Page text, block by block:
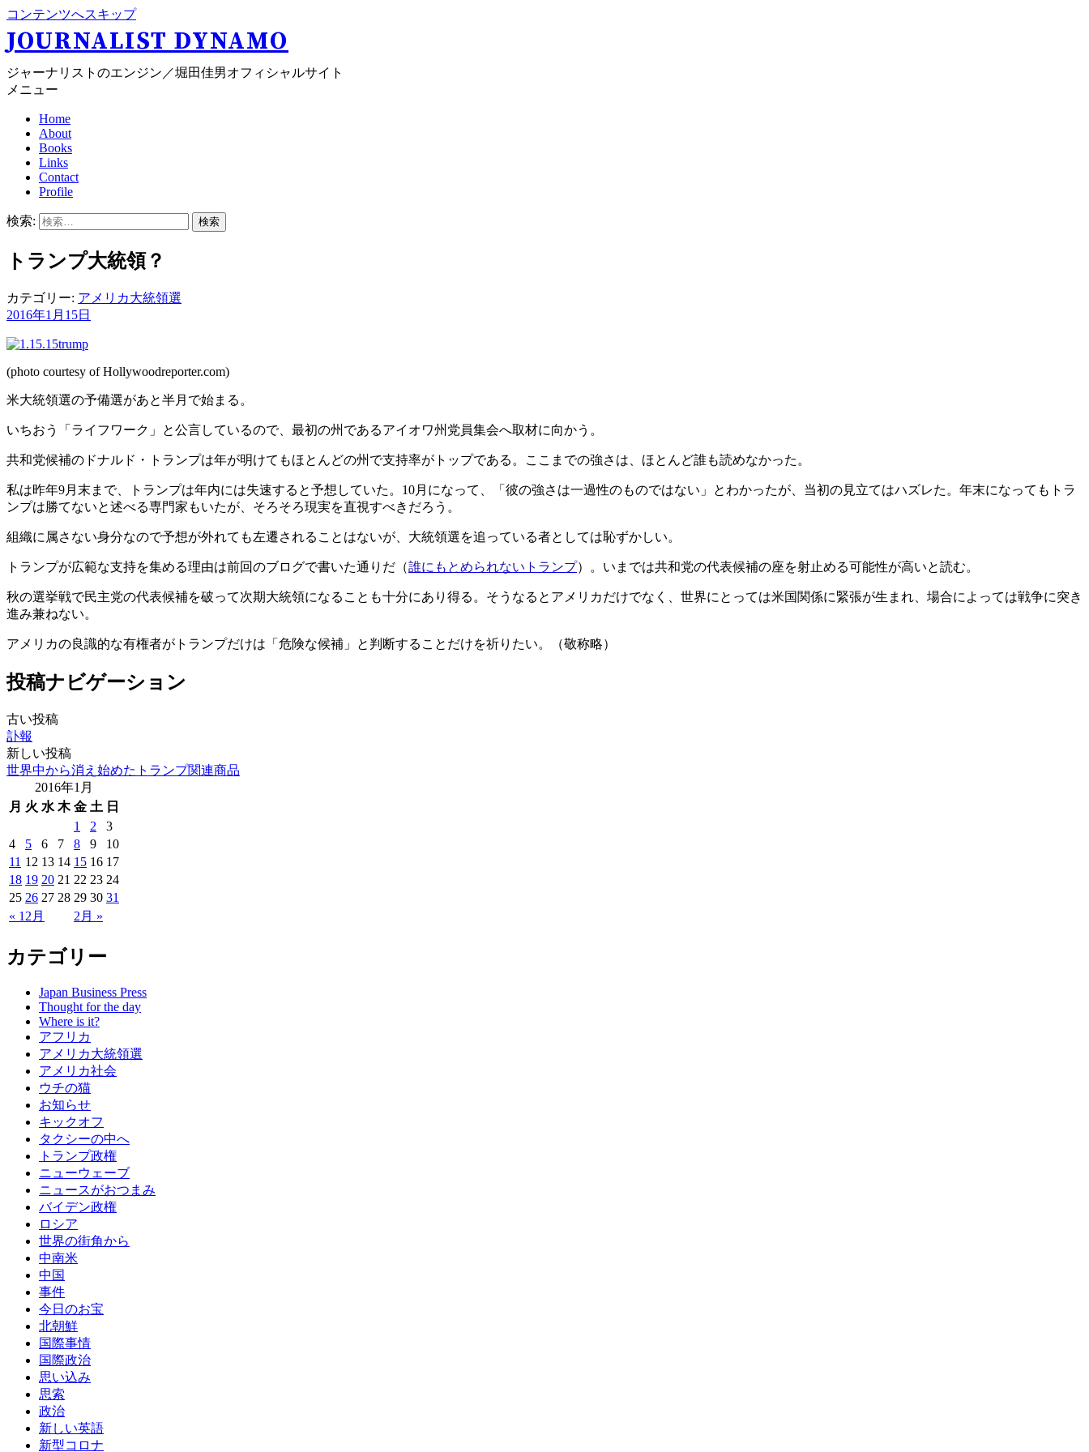
コンテンツへスキップ
JOURNALIST DYNAMO
ジャーナリストのエンジン／堀田佳男オフィシャルサイト
メニュー
Home
About
Books
Links
Contact
Profile
検索:
トランプ大統領？
カテゴリー: アメリカ大統領選
2016年1月15日
(photo courtesy of Hollywoodreporter.com)
米大統領選の予備選があと半月で始まる。
いちおう「ライフワーク」と公言しているので、最初の州であるアイオワ州党員集会へ取材に向かう。
共和党候補のドナルド・トランプは年が明けてもほとんどの州で支持率がトップである。ここまでの強さは、ほとんど誰も読めなかった。
私は昨年9月末まで、トランプは年内には失速すると予想していた。10月になって、「彼の強さは一過性のものではない」とわかったが、当初の見立てはハズレた。年末になってもトラ
ンプは勝てないと述べる専門家もいたが、そろそろ現実を直視すべきだろう。
組織に属さない身分なので予想が外れても左遷されることはないが、大統領選を追っている者としては恥ずかしい。
トランプが広範な支持を集める理由は前回のブログで書いた通りだ（誰にもとめられないトランプ）。いまでは共和党の代表候補の座を射止める可能性が高いと読む。
秋の選挙戦で民主党の代表候補を破って次期大統領になることも十分にあり得る。そうなるとアメリカだけでなく、世界にとっては米国関係に緊張が生まれ、場合によっては戦争に突き
進み兼ねない。
アメリカの良識的な有権者がトランプだけは「危険な候補」と判断することだけを祈りたい。（敬称略）
投稿ナビゲーション
古い投稿
訃報
新しい投稿
世界中から消え始めたトランプ関連商品
2016年1月
月 火 水 木 金 土 日
« 12月 2月 »
1 2
3
4
5 6 7 8 9
10
11 12 13 14 15 16 17
18 19 20 21 22 23 24
25 26 27 28 29 30 31
カテゴリー
Japan Business Press
Thought for the day
Where is it?
アフリカ
アメリカ大統領選
アメリカ社会
ウチの猫
お知らせ
キックオフ
タクシーの中へ
トランプ政権
ニューウェーブ
ニュースがおつまみ
バイデン政権
ロシア
世界の街角から
中南米
中国
事件
今日のお宝
北朝鮮
国際事情
国際政治
思い込み
思索
政治
新しい英語
新型コロナ